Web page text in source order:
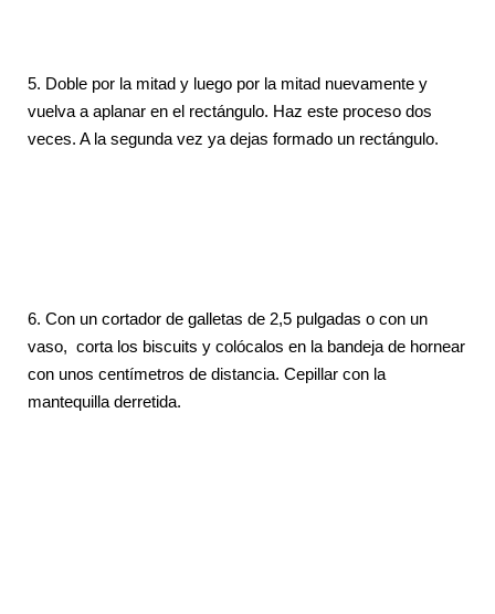
5. Doble por la mitad y luego por la mitad nuevamente y
vuelva a aplanar en el rectángulo. Haz este proceso dos
veces. A la segunda vez ya dejas formado un rectángulo.
6. Con un cortador de galletas de 2,5 pulgadas o con un
vaso, corta los biscuits y colócalos en la bandeja de hornear
con unos centímetros de distancia. Cepillar con la
mantequilla derretida.